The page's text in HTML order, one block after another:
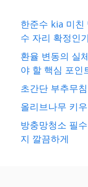
한준수 kia 미친
수 자리 확정인
환율 변동의 실
야 할 핵심 포인
초간단 부추무
올리브나무 키
방충망청소 필
지 깔끔하게